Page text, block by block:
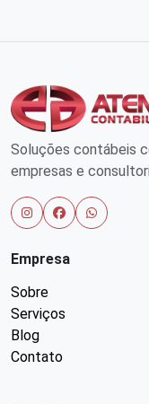
Soluções contábeis
empresas e
Empresa
Sobre
Serviços
Blog
Contato